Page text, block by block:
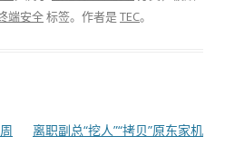
端安全标签。 作者是TEC。
离职副总“挖人”“拷贝”原东家机